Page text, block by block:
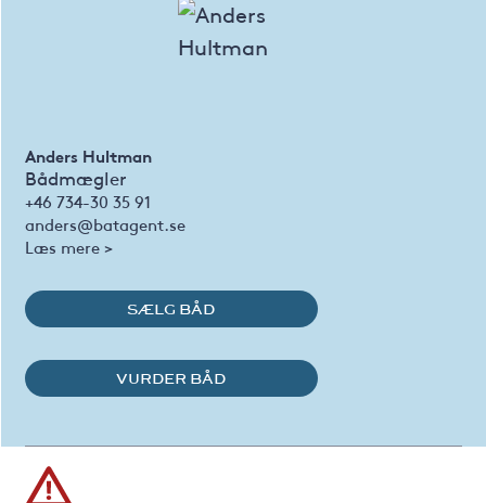
Anders Hultman
Bådmægler
+46 734-30 35 91
anders@batagent.se
Læs mere >
SÆLG BÅD
VURDER BÅD